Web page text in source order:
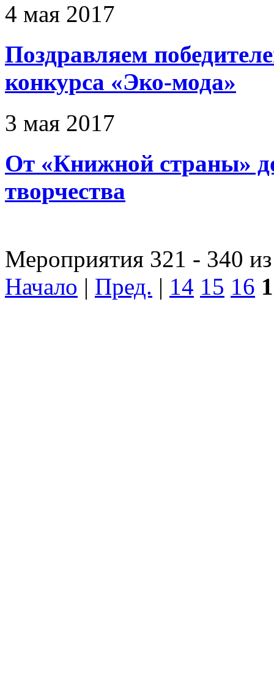
4 мая 2017
Поздравляем
конкурса «Эко-мода»
3 мая 2017
От «Книжной страны»
творчества
Мероприятия 321 - 340
Начало | Пред. | 14 15 16